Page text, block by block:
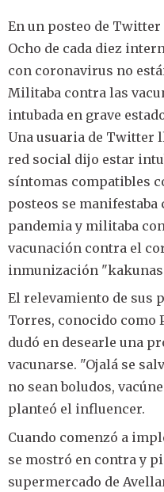
En un posteo de
Ocho de cada diez
con coronavirus no
Militaba contra las
intubada en grave
Una usuaria de Twitter
red social dijo estar
síntomas compatibles
posteos se
pandemia y militaba
vacunación contra el
inmunización
El relevamiento de sus
Torres, conocido como
dudó en desearle una
vacunarse. "Ojalá se
no sean boludos,
planteó el influencer.
Cuando comenzó a
se mostró en contra y
supermercado de